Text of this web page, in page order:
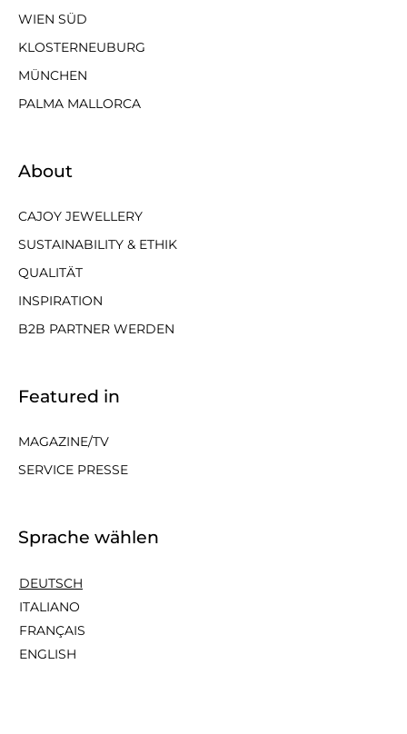
WIEN SÜD
KLOSTERNEUBURG
MÜNCHEN
PALMA MALLORCA
About
CAJOY JEWELLERY
SUSTAINABILITY & ETHIK
QUALITÄT
INSPIRATION
B2B PARTNER WERDEN
Featured in
MAGAZINE/TV
SERVICE PRESSE
Sprache wählen
DEUTSCH
ITALIANO
FRANÇAIS
ENGLISH